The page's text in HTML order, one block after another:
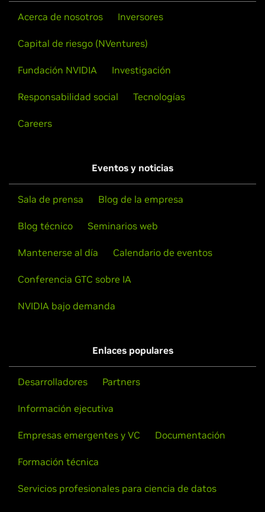
Acerca de nosotros Inversores
Capital de riesgo (NVentures)
Fundación NVIDIA Investigación
Responsabilidad social Tecnologías
Careers
Eventos y noticias
Sala de prensa Blog de la empresa
Blog técnico Seminarios web
Mantenerse al día Calendario de eventos
Conferencia GTC sobre IA
NVIDIA bajo demanda
Enlaces populares
Desarrolladores Partners
Información ejecutiva
Empresas emergentes y VC Documentación
Formación técnica
Servicios profesionales para ciencia de datos